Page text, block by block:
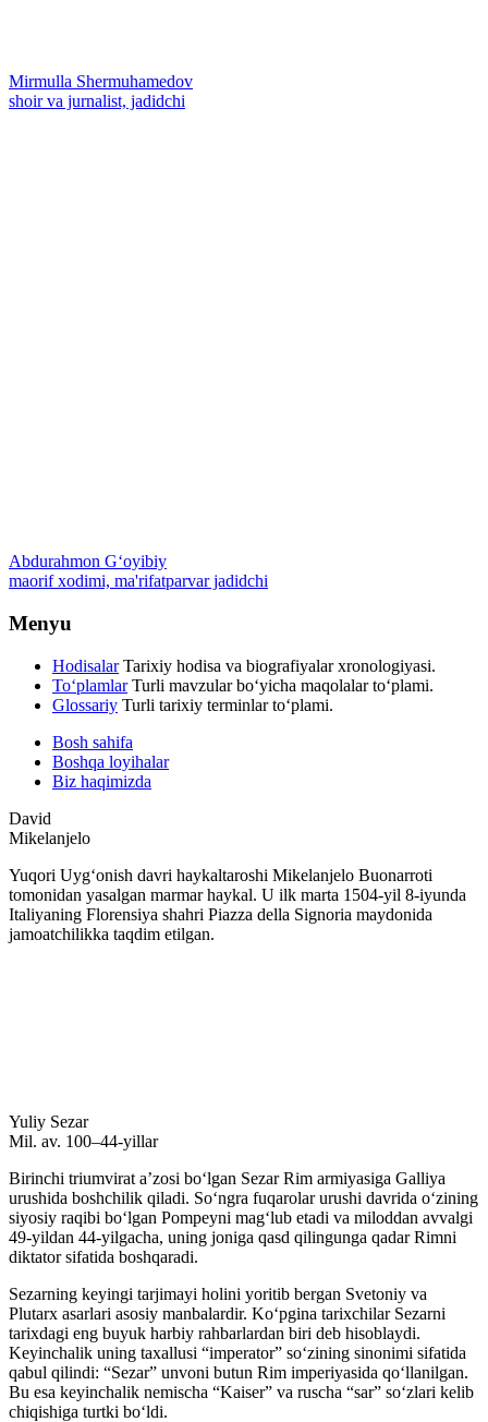
Mirmulla Shermuhamedov
shoir va jurnalist, jadidchi
Abdurahmon Gʻoyibiy
maorif xodimi, ma'rifatparvar jadidchi
Menyu
Hodisalar Tarixiy hodisa va biografiyalar xronologiyasi.
To‘plamlar Turli mavzular bo‘yicha maqolalar to‘plami.
Glossariy Turli tarixiy terminlar to‘plami.
Bosh sahifa
Boshqa loyihalar
Biz haqimizda
David
Mikelanjelo
Yuqori Uygʻonish davri haykaltaroshi Mikelanjelo Buonarroti
tomonidan yasalgan marmar haykal. U ilk marta 1504-yil 8-iyunda
Italiyaning Florensiya shahri Piazza della Signoria maydonida
jamoatchilikka taqdim etilgan.
Yuliy Sezar
Mil. av. 100–44-yillar
Birinchi triumvirat aʼzosi boʻlgan Sezar Rim armiyasiga Galliya
urushida boshchilik qiladi. Soʻngra fuqarolar urushi davrida oʻzining
siyosiy raqibi boʻlgan Pompeyni magʻlub etadi va miloddan avvalgi
49-yildan 44-yilgacha, uning joniga qasd qilingunga qadar Rimni
diktator sifatida boshqaradi.
Sezarning keyingi tarjimayi holini yoritib bergan Svetoniy va
Plutarx asarlari asosiy manbalardir. Koʻpgina tarixchilar Sezarni
tarixdagi eng buyuk harbiy rahbarlardan biri deb hisoblaydi.
Keyinchalik uning taxallusi “imperator” soʻzining sinonimi sifatida
qabul qilindi: “Sezar” unvoni butun Rim imperiyasida qoʻllanilgan.
Bu esa keyinchalik nemischa “Kaiser” va ruscha “sar” soʻzlari kelib
chiqishiga turtki boʻldi.